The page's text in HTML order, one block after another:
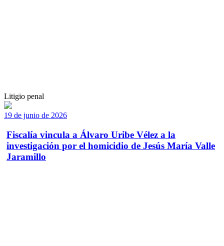
Litigio penal
19 de junio de 2026
Fiscalía vincula a Álvaro Uribe Vélez a la
investigación por el homicidio de Jesús María Valle
Jaramillo